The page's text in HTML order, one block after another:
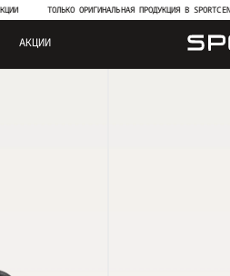
ТОЛЬКО ОРИГИНАЛЬНАЯ ПРОДУКЦИЯ В SPORTCENTER
АКЦИИ